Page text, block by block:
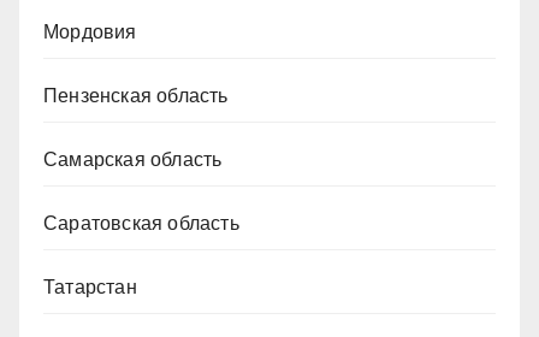
Мордовия
Пензенская область
Самарская область
Саратовская область
Татарстан